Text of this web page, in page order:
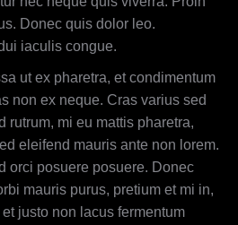
Donec quis dolor leo.
iaculis congue.
ut ex pharetra, et condimentum
non ex neque. Cras varius sed
rutrum, mi eu mattis pharetra,
eleifend mauris ante non lorem.
orci posuere posuere. Donec
mauris purus, pretium et mi in,
justo non lacus fermentum